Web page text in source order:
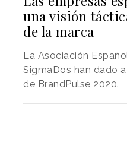
una visión
de la marca
La Asociación
SigmaDos han dado
de BrandPulse 2020.